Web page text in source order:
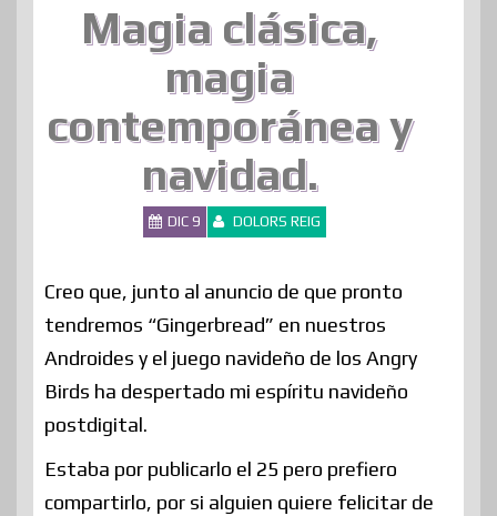
Magia clásica,
magia
contemporánea y
navidad.
DIC 9 DOLORS REIG
Creo que, junto al anuncio de que pronto
tendremos “Gingerbread” en nuestros
Androides y el juego navideño de los Angry
Birds ha despertado mi espíritu navideño
postdigital.
Estaba por publicarlo el 25 pero prefiero
compartirlo, por si alguien quiere felicitar de